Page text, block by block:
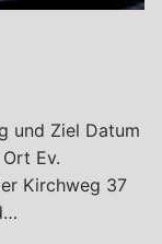
und Ziel Datum
Ev.
Kirchweg 37